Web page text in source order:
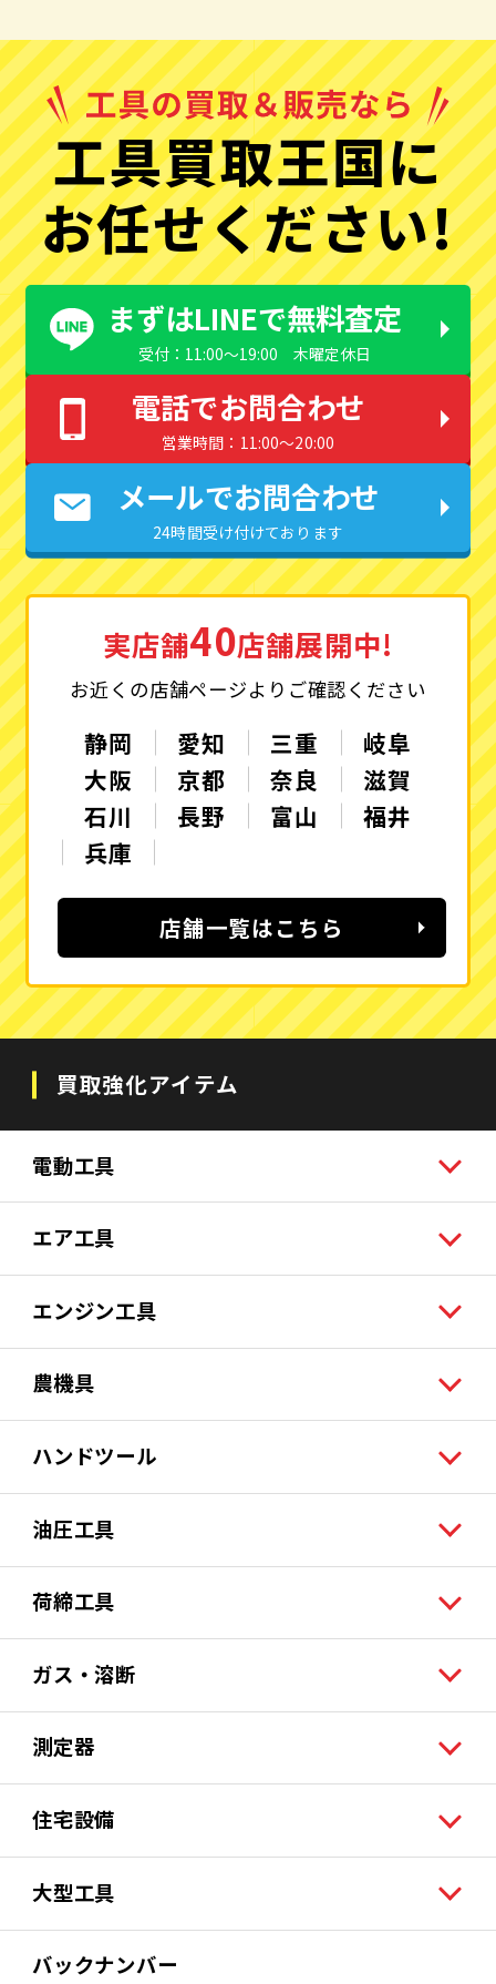
工具買取王国に
お任せください!
まずはLINEで無料査定
受付：11:00〜19:00 木曜定休日
電話でお問合わせ
営業時間：11:00〜20:00
メールでお問合わせ
24時間受け付けております
実店舗40店舗展開中!
お近くの店舗ページよりご確認ください
静岡 愛知 三重
岐阜
大阪
京都 奈良
滋賀
石川
長野 富山
福井
兵庫
店舗一覧はこちら
買取強化アイテム
電動工具
エア工具
エンジン工具
農機具
ハンドツール
油圧工具
荷締工具
ガス・溶断
測定器
住宅設備
大型工具
バックナンバー